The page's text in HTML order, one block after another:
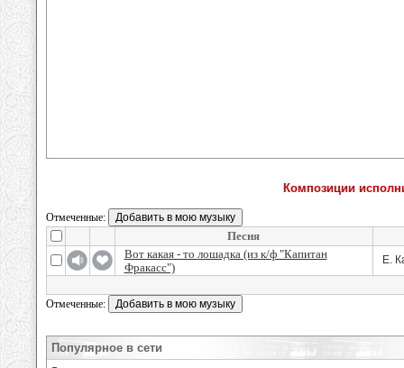
Композиции
Отмеченные:
Песня
Вот какая - то лошадка (из к/ф "Капитан
Фракасс")
Е.
Отмеченные:
Популярное в сети